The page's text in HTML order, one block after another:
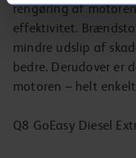
rengøring af
effektivitet.
mindre udslip af
bedre. Derudover er
motoren – helt
Q8 GoEasy Diesel